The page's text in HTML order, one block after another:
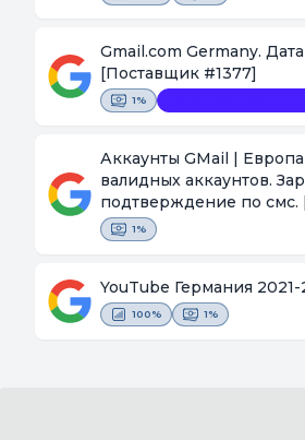
Gmail.com Germany.
[Поставщик #1377]
1%
Аккаунты GMail |
валидных аккаунтов.
подтверждение по смс.
1%
YouTube Германия
100% 1%